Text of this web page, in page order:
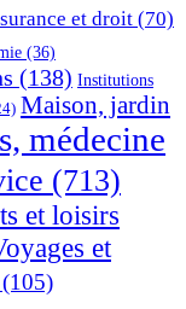
et droit (70)
(36)
(138) Institutions
Maison, jardin
médecine
(713)
et loisirs
et
(105)